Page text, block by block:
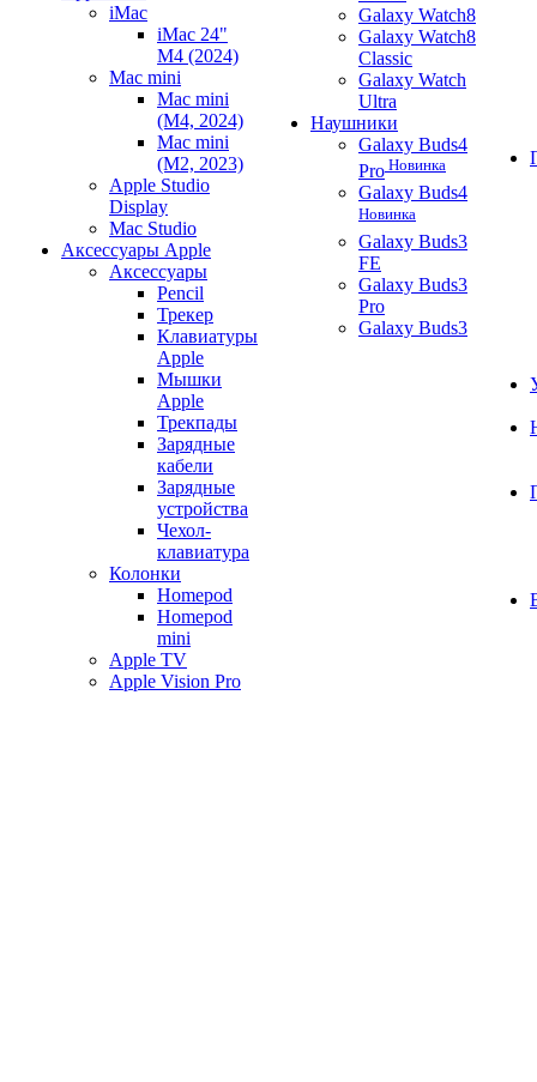
iMac
iMac 24"
M4 (2024)
Mac mini
Mac mini
(M4, 2024)
Mac mini
(M2, 2023)
Apple Studio
Display
Mac Studio
Аксессуары Apple
Аксессуары
Pencil
Трекер
Клавиатуры
Apple
Мышки
Apple
Трекпады
Зарядные
кабели
Зарядные
устройства
Чехол-
клавиатура
Колонки
Homepod
Homepod
mini
Apple TV
Apple Vision Pro
Galaxy Watch8
Galaxy Watch8
Classic
Galaxy Watch
Ultra
Наушники
Galaxy Buds4
Pro Новинка
Galaxy Buds4
Новинка
Galaxy Buds3
FE
Galaxy Buds3
Pro
Galaxy Buds3